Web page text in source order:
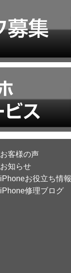
お客様の声
お知らせ
iPhoneお役立ち情報
iPhone修理ブログ